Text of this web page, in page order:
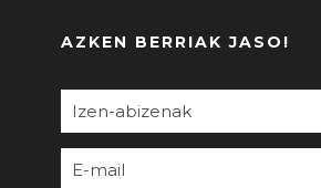
AZKEN BERRIAK JASO!